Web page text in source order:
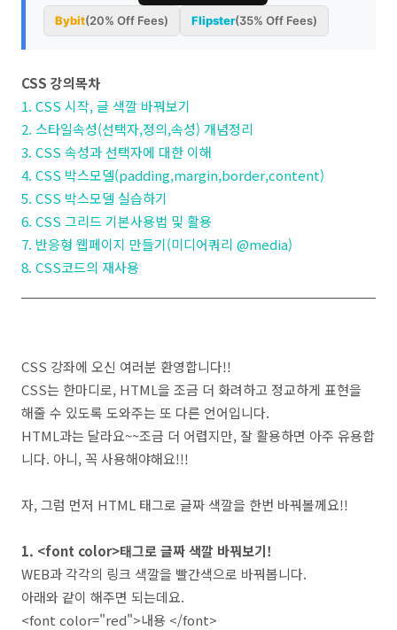
Bybit(20% Off Fees) Flipster(35% Off Fees)
CSS 강의목차
1. CSS 시작, 글 색깔 바꿔보기
2. 스타일속성(선택자,정의,속성) 개념정리
3. CSS 속성과 선택자에 대한 이해
4. CSS 박스모델(padding,margin,border,content)
5. CSS 박스모델 실습하기
6. CSS 그리드 기본사용법 및 활용
7. 반응형 웹페이지 만들기(미디어쿼리 @media)
8. CSS코드의 재사용
CSS 강좌에 오신 여러분 환영합니다!!
CSS는 한마디로, HTML을 조금 더 화려하고 정교하게 표현을
해줄 수 있도록 도와주는 또 다른 언어입니다.
HTML과는 달라요~~조금 더 어렵지만, 잘 활용하면 아주 유용합
니다. 아니, 꼭 사용해야해요!!!
자, 그럼 먼저 HTML 태그로 글짜 색깔을 한번 바꿔볼께요!!
1. <font color>태그로 글짜 색깔 바꿔보기!
WEB과 각각의 링크 색깔을 빨간색으로 바꿔봅니다.
아래와 같이 해주면 되는데요.
<font color="red">내용 </font>